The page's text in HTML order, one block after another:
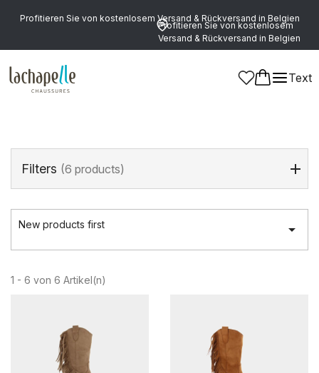
Profitieren Sie von kostenlosem Versand & Rückversand in Belgien
Profitieren Sie von kostenlosem
Versand & Rückversand in Belgien
Text
Startseite>Damen
Halbschaftstiefel (6 products)
Filters (6 products)
New products first 
1 - 6 von 6 Artikel(n)